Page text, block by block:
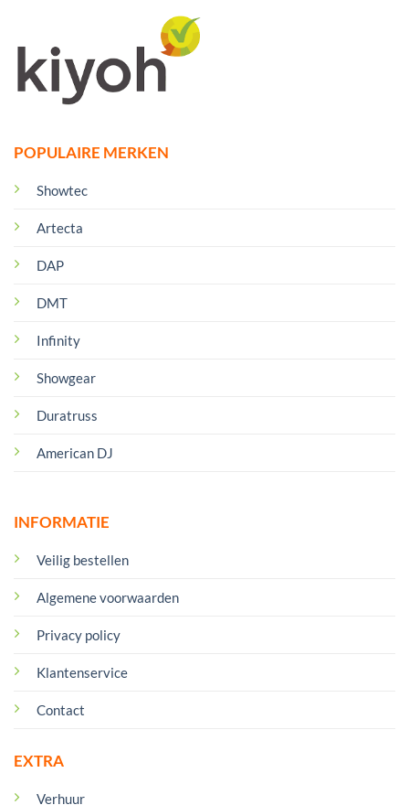
POPULAIRE MERKEN
Showtec
Artecta
DAP
DMT
Infinity
Showgear
Duratruss
American DJ
INFORMATIE
Veilig bestellen
Algemene voorwaarden
Privacy policy
Klantenservice
Contact
EXTRA
Verhuur